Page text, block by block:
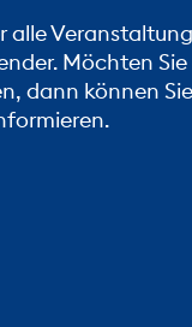
alle
Möchten
dann können